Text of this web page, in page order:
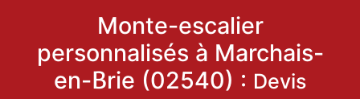
Monte-escalier
personnalisés à Marchais-
en-Brie (02540) : Devis